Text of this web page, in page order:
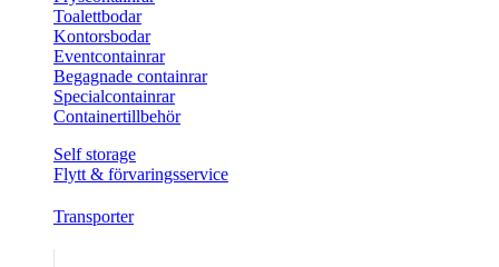
Toalettbodar
Kontorsbodar
Eventcontainrar
Begagnade containrar
Specialcontainrar
Containertillbehör
Self storage
Flytt & förvaringsservice
Transporter